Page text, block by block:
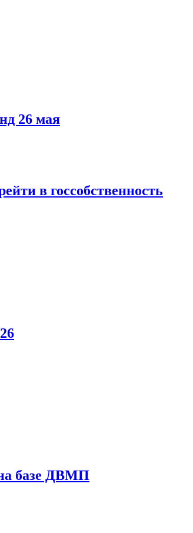
26 мая
в госсобственность
базе ДВМП